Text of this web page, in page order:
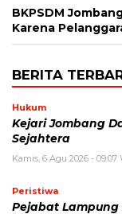
BKPSDM
Karena
BERITA
Hukum
Kejari Jombang
Sejahtera
Kamis, 6 Agu 2026 - 09:07
Peristiwa
Pejabat